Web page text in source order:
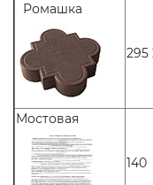
Ромашка
295
Мостовая
140